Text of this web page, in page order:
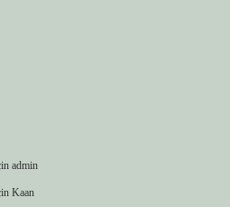
admin
Kaan